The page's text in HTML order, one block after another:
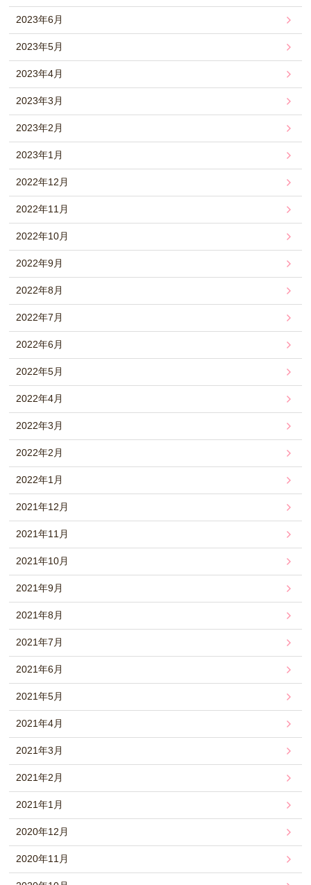
2023年6月
2023年5月
2023年4月
2023年3月
2023年2月
2023年1月
2022年12月
2022年11月
2022年10月
2022年9月
2022年8月
2022年7月
2022年6月
2022年5月
2022年4月
2022年3月
2022年2月
2022年1月
2021年12月
2021年11月
2021年10月
2021年9月
2021年8月
2021年7月
2021年6月
2021年5月
2021年4月
2021年3月
2021年2月
2021年1月
2020年12月
2020年11月